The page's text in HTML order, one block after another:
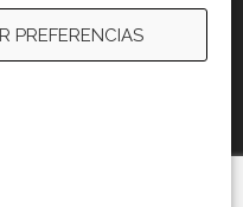
PREFERENCIAS